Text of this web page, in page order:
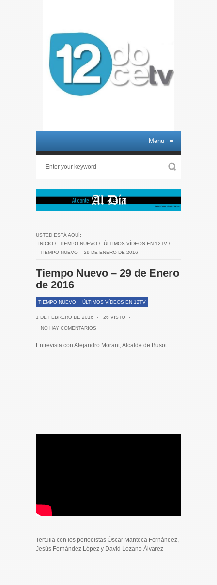
Menu ≡
USTED ESTÁ AQUÍ:
INICIO / TIEMPO NUEVO / ÚLTIMOS VÍDEOS EN 12TV /
TIEMPO NUEVO – 29 DE ENERO DE 2016
Tiempo Nuevo – 29 de Enero
de 2016
TIEMPO NUEVO ÚLTIMOS VÍDEOS EN 12TV
1 DE FEBRERO DE 2016 - 26 VISTO
-
NO HAY COMENTARIOS
Entrevista con Alejandro Morant, Alcalde de Busot.
Tertulia con los periodistas Óscar Manteca Fernández,
Jesús Fernández López y David Lozano Álvarez